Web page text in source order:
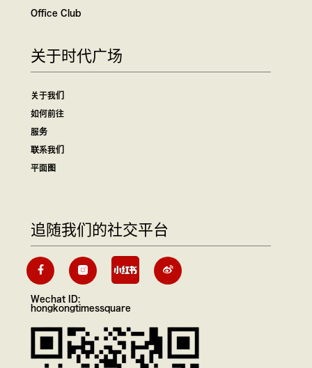
Office Club
关于时代广场
关于我们
如何前往
服务
联系我们
平面图
追随我们的社交平台
Wechat ID:
hongkongtimessquare